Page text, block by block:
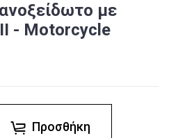
με
- Motorcycle
Προσθήκη